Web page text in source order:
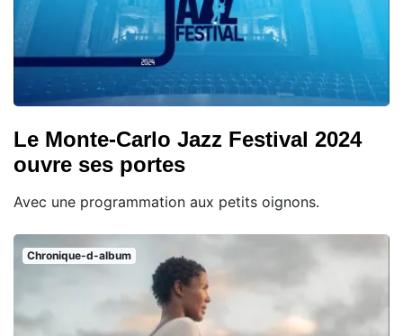
Le Monte-Carlo Jazz Festival 2024
ouvre ses portes
Avec une programmation aux petits oignons.
Chronique-d-album